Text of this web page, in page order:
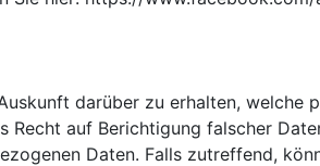
darüber zu erhalten, welche
Recht auf Berichtigung falscher
Daten. Falls zutreffend,